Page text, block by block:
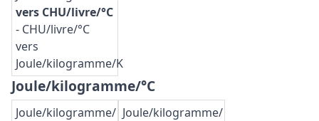
vers CHU/livre/°C
- CHU/livre/°C
vers
Joule/kilogramme/K
Joule/kilogramme/°C
Joule/kilogramme/ Joule/kilogramme/